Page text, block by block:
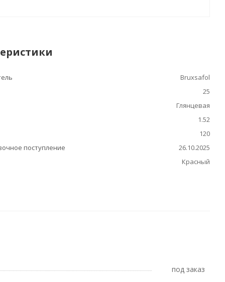
Bruxsafol
25
Глянцевая
1.52
120
поступление
26.10.2025
Красный
Под заказ